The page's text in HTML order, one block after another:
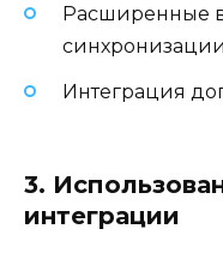
Расширенные
синхронизации
Интеграция
3.
интеграции